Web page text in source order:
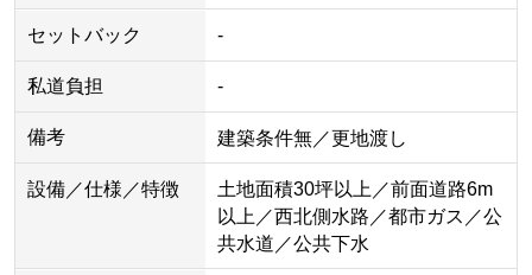
セットバック -
私道負担 -
備考 建築条件無／更地渡し
設備／仕様／特徴
土地面積30坪以上／前面道路6m
以上／西北側水路／都市ガス／公
共水道／公共下水